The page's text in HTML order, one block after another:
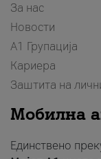
За нас
Новости
А1 Групација
Кариера
Заштита на
Мобилна
Единствено